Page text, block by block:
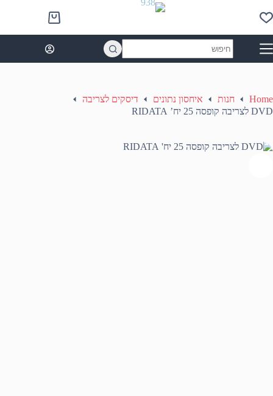
to
content
Shopping
cart
results
Home חנות איחסון נתונים
דיסקים לצריבה
DVD לצריבה קופסה 25 יח’ RIDATA